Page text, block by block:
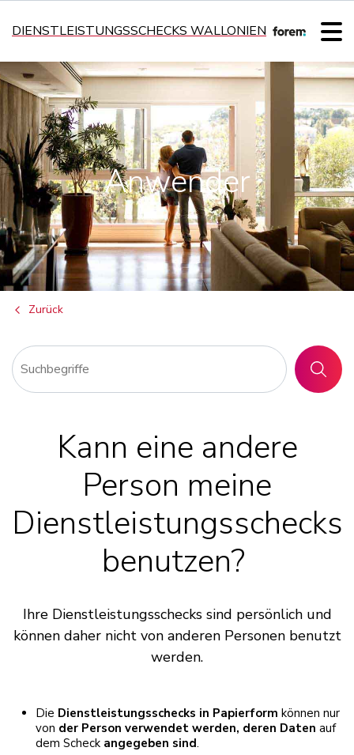
DIENSTLEISTUNGSSCHECKS WALLONIEN
Anwender
Zurück
SUCHEN
Kann eine andere
Person meine
Dienstleistungsschecks
benutzen?
Ihre Dienstleistungsschecks sind persönlich und
können daher nicht von anderen Personen benutzt
werden.
Die Dienstleistungsschecks in Papierform können nur
von der Person verwendet werden, deren Daten auf
dem Scheck angegeben sind.